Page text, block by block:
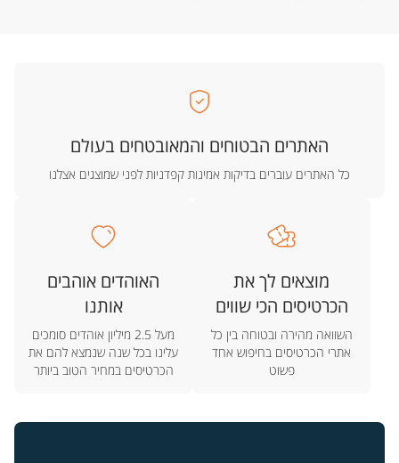
האתרים הבטוחים והמאובטחים בעולם
כל האתרים עוברים בדיקות אמינות קפדניות לפני שמוצגים אצלנו
מוצאים לך את
הכרטיסים הכי שווים
השוואה מהירה ובטוחה בין כל
אתרי הכרטיסים בחיפוש אחד
פשוט
האוהדים אוהבים
אותנו
מעל 2.5 מיליון אוהדים סומכים
עלינו בכל שנה שנמצא להם את
הכרטיסים במחיר הטוב ביותר